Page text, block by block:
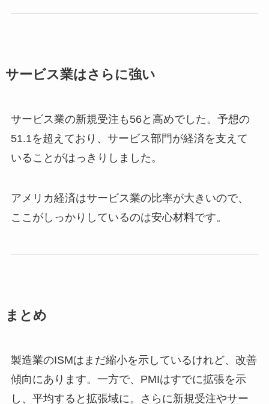
サービス業はさらに強い
サービス業の新規受注も56と高めでした。予想の
51.1を超えており、サービス部門が経済を支えて
いることがはっきりしました。
アメリカ経済はサービス業の比率が大きいので、
ここがしっかりしているのは安心材料です。
まとめ
製造業のISMはまだ縮小を示しているけれど、改善
傾向にあります。一方で、PMIはすでに拡張を示
し、平均すると拡張域に。さらに新規受注やサー